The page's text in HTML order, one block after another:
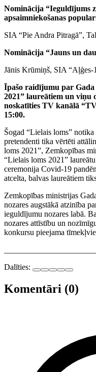
Nominācija “Ieguldījums
apsaimniekošanas
SIA “Pie Andra Pitragā”,
Nominācija “Jauns un
Jānis Krūmiņš, SIA “Aļģes-
Īpašo raidījumu par Gada
2021” laureātiem un viņu
noskatīties TV kanālā
15:00.
Šogad “Lielais loms”
pretendenti tika vērtēti
loms 2021”, Zemkopības
“Lielais loms 2021”
ceremonija Covid-19
atcelta, balvas laureātiem
Zemkopības ministrijas
nozares augstākā atzinība
ieguldījumu nozares labā.
nozares attīstību un
konkursu pieejama
Dalīties:
Komentāri (0)